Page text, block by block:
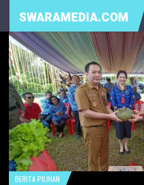
SWARAMEDIA.COM
BERITA PILIHAN